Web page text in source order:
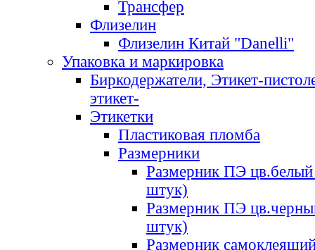
Трансфер
Флизелин
Флизелин Китай "Danelli"
Упаковка и маркировка
Биркодержатели, Этикет-
этикет-
Этикетки
Пластиковая пломба
Размерники
Размерник ПЭ цв.белый
штук)
Размерник ПЭ
штук)
Размерник